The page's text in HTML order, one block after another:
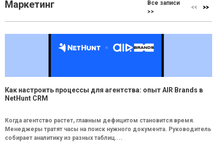
Маркетинг
Все записи
>>
Как настроить процессы для агентства: опыт AIR Brands в
NetHunt CRM
Когда агентство растет, главным дефицитом становится время.
Менеджеры тратят часы на поиск нужного документа. Руководитель
собирает аналитику из разных таблиц....